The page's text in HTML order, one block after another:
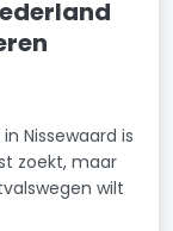
Nissewaard is
zoekt, maar
wilt